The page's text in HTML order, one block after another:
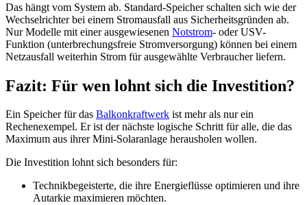
Das hängt vom System ab. Standard-Speicher schalten sich wie der
Wechselrichter bei einem Stromausfall aus Sicherheitsgründen ab.
Nur Modelle mit einer ausgewiesenen Notstrom- oder USV-
Funktion (unterbrechungsfreie Stromversorgung) können bei einem
Netzausfall weiterhin Strom für ausgewählte Verbraucher liefern.
Fazit: Für wen lohnt sich die Investition?
Ein Speicher für das Balkonkraftwerk ist mehr als nur ein
Rechenexempel. Er ist der nächste logische Schritt für alle, die das
Maximum aus ihrer Mini-Solaranlage herausholen wollen.
Die Investition lohnt sich besonders für:
Technikbegeisterte, die ihre Energieflüsse optimieren und ihre
Autarkie maximieren möchten.